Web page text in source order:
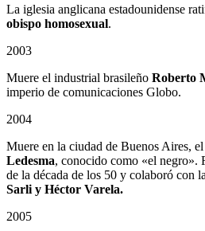
La iglesia anglicana estadounidense
obispo homosexual.
2003
Muere el industrial brasileño Roberto
imperio de comunicaciones Globo.
2004
Muere en la ciudad de Buenos Aires,
Ledesma, conocido como «el negro».
de la década de los 50 y colaboró con
Sarli y Héctor Varela.
2005